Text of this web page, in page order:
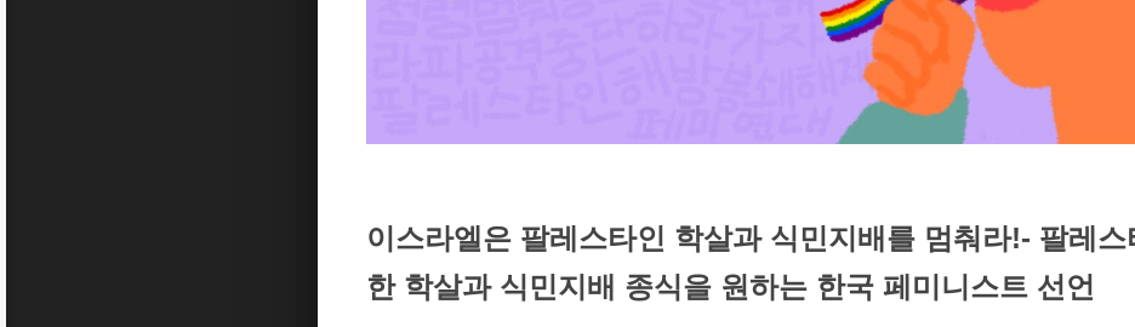
이스라엘은 팔레스타인 학살과 식민지배를 멈춰라!- 팔레스
한 학살과 식민지배 종식을 원하는 한국 페미니스트 선언